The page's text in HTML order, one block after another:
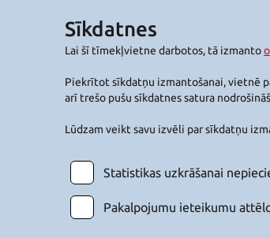
Sīkdatnes
Lai šī tīmekļvietne darbotos, tā izmanto
Piekrītot sīkdatņu izmantošanai, vietnē
arī trešo pušu sīkdatnes satura
Lūdzam veikt savu izvēli par sīkdatņu
Statistikas uzkrāšanai
Pakalpojumu ieteikumu